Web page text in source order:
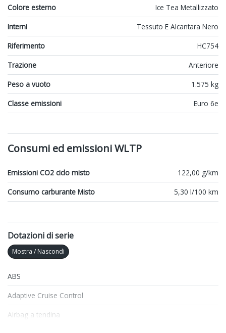
Colore esterno
Ice Tea Metallizzato
Interni
Tessuto E Alcantara Nero
Riferimento
HC754
Trazione
Anteriore
Peso a vuoto
1.575 kg
Classe emissioni
Euro 6e
Consumi ed emissioni WLTP
Emissioni CO2 ciclo misto
122,00 g/km
Consumo carburante Misto
5,30 l/100 km
Dotazioni di serie
Mostra / Nascondi
ABS
Adaptive Cruise Control
Airbag a tendina